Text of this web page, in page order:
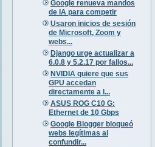
Google renueva mandos
de IA para competir
Usaron inicios de sesión
de Microsoft, Zoom y
webs...
Django urge actualizar a
6.0.8 y 5.2.17 por fallos...
NVIDIA quiere que sus
GPU accedan
directamente a l...
ASUS ROG C10 G:
Ethernet de 10 Gbps
Google Blogger bloqueó
webs legítimas al
confundir...